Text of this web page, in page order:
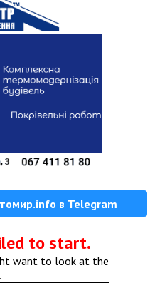
в Telegram
to start.
want to look at the